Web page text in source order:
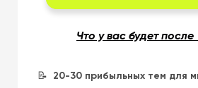
Что у вас будет
📝
20-30 прибыльных тем для